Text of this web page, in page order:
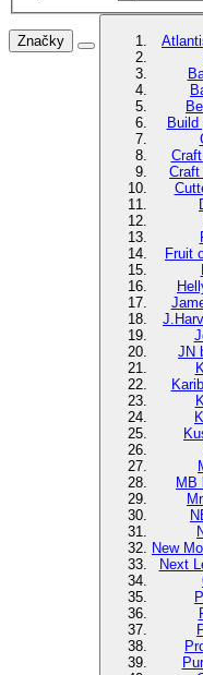
Značky
Build
Craft
Fruit
JN
MB
New
Next